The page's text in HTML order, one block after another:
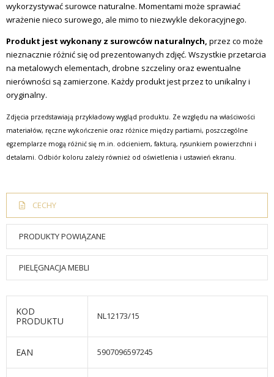
wykorzystywać surowce naturalne. Momentami może sprawiać
wrażenie nieco surowego, ale mimo to niezwykle dekoracyjnego.
Produkt jest wykonany z surowców naturalnych, przez co może
nieznacznie różnić się od prezentowanych zdjęć. Wszystkie przetarcia
na metalowych elementach, drobne szczeliny oraz ewentualne
nierówności są zamierzone. Każdy produkt jest przez to unikalny i
oryginalny.
Zdjęcia przedstawiają przykładowy wygląd produktu. Ze względu na właściwości
materiałów, ręczne wykończenie oraz różnice między partiami, poszczególne
egzemplarze mogą różnić się m.in. odcieniem, fakturą, rysunkiem powierzchni i
detalami. Odbiór koloru zależy również od oświetlenia i ustawień ekranu.
CECHY
PRODUKTY POWIĄZANE
PIELĘGNACJA MEBLI
KOD
PRODUKTU
NL12173/15
EAN 5907096597245